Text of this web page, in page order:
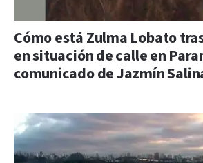
Cómo está Zulma Lobato
en situación de calle en
comunicado de Jazmín